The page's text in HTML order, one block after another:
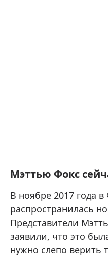
Мэттью Фокс
В ноябре 2017 года
распространилась
Представители
заявили, что это
нужно слепо верить